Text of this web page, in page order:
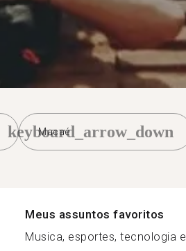
Macaé
keyboard_arrow_down
Meus assuntos favoritos
Musica, esportes, tecnologia